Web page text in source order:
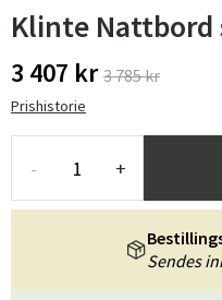
Klinte Nattbord
3 407 kr 3 785 kr
Prishistorie
- +
Sendes